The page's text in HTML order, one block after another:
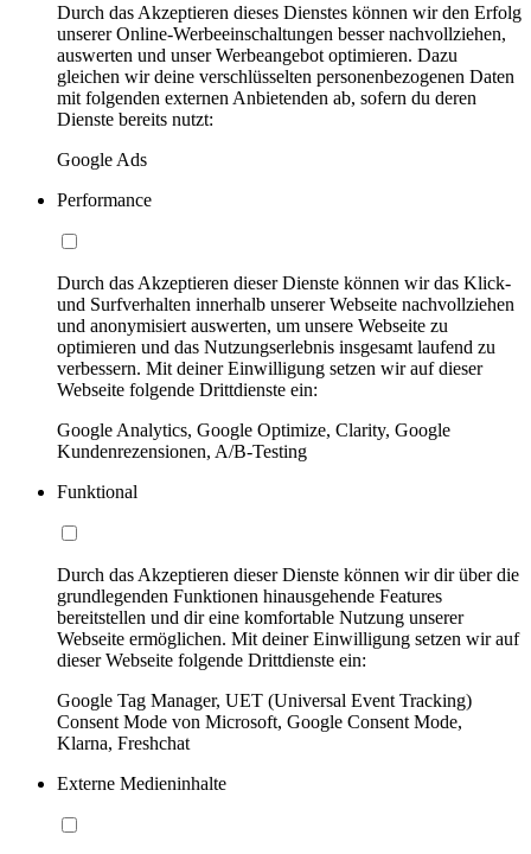
Durch das Akzeptieren dieses Dienstes können wir den Erfolg
unserer Online-Werbeeinschaltungen besser nachvollziehen,
auswerten und unser Werbeangebot optimieren. Dazu
gleichen wir deine verschlüsselten personenbezogenen Daten
mit folgenden externen Anbietenden ab, sofern du deren
Dienste bereits nutzt:
Google Ads
Performance
Durch das Akzeptieren dieser Dienste können wir das Klick-
und Surfverhalten innerhalb unserer Webseite nachvollziehen
und anonymisiert auswerten, um unsere Webseite zu
optimieren und das Nutzungserlebnis insgesamt laufend zu
verbessern. Mit deiner Einwilligung setzen wir auf dieser
Webseite folgende Drittdienste ein:
Google Analytics, Google Optimize, Clarity, Google
Kundenrezensionen, A/B-Testing
Funktional
Durch das Akzeptieren dieser Dienste können wir dir über die
grundlegenden Funktionen hinausgehende Features
bereitstellen und dir eine komfortable Nutzung unserer
Webseite ermöglichen. Mit deiner Einwilligung setzen wir auf
dieser Webseite folgende Drittdienste ein:
Google Tag Manager, UET (Universal Event Tracking)
Consent Mode von Microsoft, Google Consent Mode,
Klarna, Freshchat
Externe Medieninhalte